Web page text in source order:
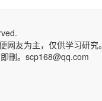
友为主，仅供学习研究。
刪。scp168@qq.com